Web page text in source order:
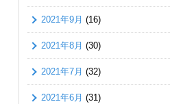
2021年9月 (16)
2021年8月 (30)
2021年7月 (32)
2021年6月 (31)